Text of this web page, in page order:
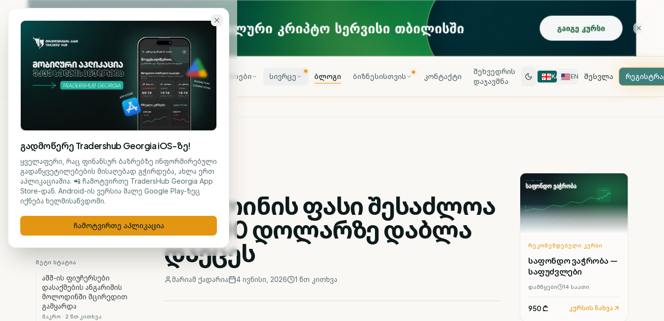
გადადი ძირითად შინაარსზე
მთავარი
ჩვენ
შესახებ
კურსები სივრცე ბლოგი ბიზნესისთვის კონტაქტი
შეხვედრის
დაჯავშნა
KA EN შესვლა
ბლოგზე დაბრუნება
მარიამ ქადარია
ᲟᲣᲠᲜᲐᲚᲘᲡᲢᲘ
ᲛᲔᲢᲘ ᲡᲢᲐᲢᲘᲐ
აშშ-ის ფიუჩერსები
დასაქმების ანგარიშის
მოლოდინში მცირედით
გამყარდა
მაკრო · 2 წთ კითხვა
ᲡᲐᲤᲝᲜᲓᲝ
ბიტკოინის ფასი შესაძლოა
40 000 დოლარზე დაბლა
დაეცეს
მარიამ ქადარია 4 ივნისი, 2026 1 წთ კითხვა
ᲠᲔᲙᲝᲛᲔᲜᲓᲔᲑᲣᲚᲘ ᲙᲣᲠᲡᲘ
საფონდო ვაჭრობა —
საფუძვლები
დამწყები 14 საათი
950 ₾ კურსის ნახვა
გადმოწერე Tradershub Georgia iOS-ზე!
ყველაფერი, რაც ფინანსურ ბაზრებზე ინფორმირებული
გადაწყვეტილებების მისაღებად გჭირდება, ახლა ერთ
აპლიკაციაშია. 📲 ჩამოტვირთე TradersHub Georgia App
Store-დან. Android-ის ვერსია მალე Google Play-ზეც
იქნება ხელმისაწვდომი.
ჩამოტვირთე აპლიკაცია